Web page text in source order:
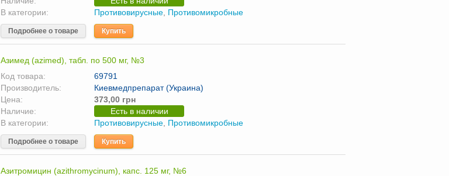
В категории:
Противовирусные Противомикробные
Подробнее о товаре Купить
Азимед (azimed), табл. по 500 мг, №3
Код товара:
69791
Производитель:
Киевмедпрепарат (Украина)
Цена:
373,00 грн
Наличие:
Есть в наличии
В категории:
Противовирусные Противомикробные
Подробнее о товаре Купить
Азитромицин (azithromycinum), капс. 125 мг, №6